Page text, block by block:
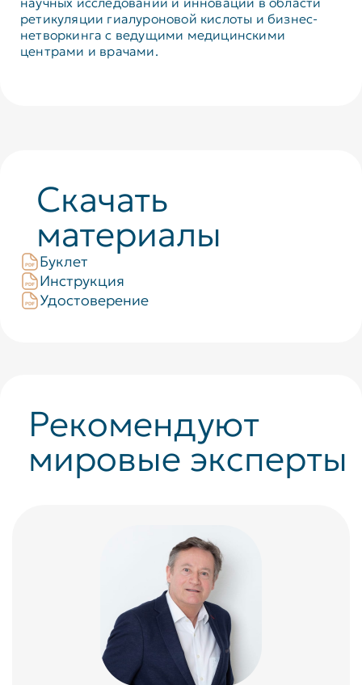
ретикуляции гиалуроновой кислоты и бизнес-
нетворкинга с ведущими медицинскими
центрами и врачами.
Скачать
материалы
Буклет
Инструкция
Удостоверение
Рекомендуют
мировые эксперты